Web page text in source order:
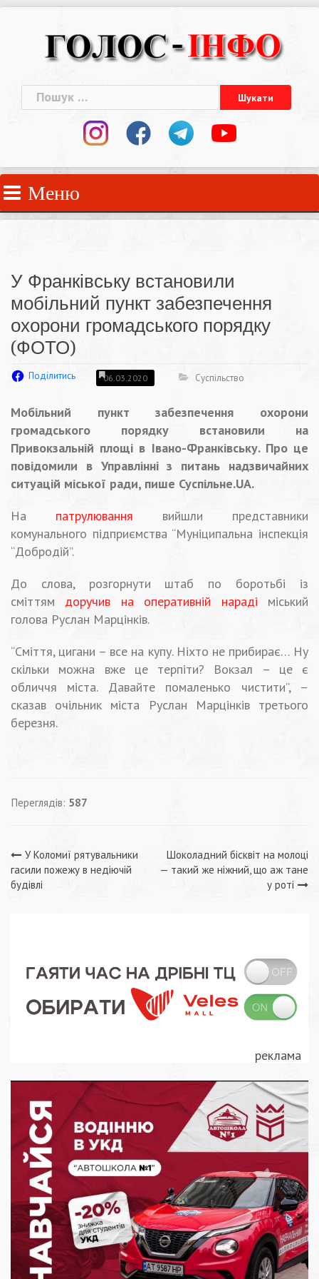
Пошук:
Меню
У Франківську встановили
мобільний пункт забезпечення
охорони громадського порядку
(ФОТО)
Поділитись 06.03.2020 Суспільство
Мобільний пункт забезпечення охорони
громадського порядку встановили на
Привокзальній площі в Івано-Франківську. Про це
повідомили в Управлінні з питань надзвичайних
ситуацій міської ради, пише Суспільне.UA.
На патрулювання вийшли представники
комунального підприємства “Муніципальна інспекція
“Добродій”.
До слова, розгорнути штаб по боротьбі із
сміттям доручив на оперативній нараді міський
голова Руслан Марцінків.
“Сміття, цигани – все на купу. Ніхто не прибирає… Ну
скільки можна вже це терпіти? Вокзал – це є
обличчя міста. Давайте помаленько чистити”, –
сказав очільник міста Руслан Марцінків третього
березня.
Переглядів: 587
Навігація
записів
У Коломиї рятувальники
гасили пожежу в недіючій
будівлі
Шоколадний бісквіт на молоці
— такий же ніжний, що аж тане
у роті